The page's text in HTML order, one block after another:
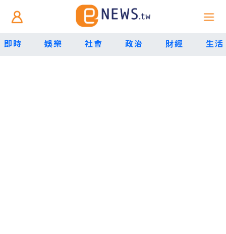
即時 娛樂 社會 政治 財經 生活